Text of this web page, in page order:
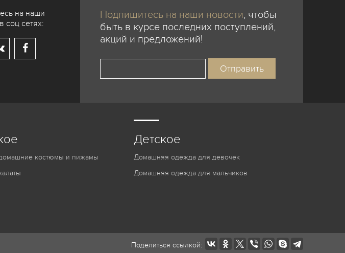
на наши
соц сетях:
Подпишитесь на наши новости, чтобы
быть в курсе последних поступлений,
акций и предложений!
костюмы и пижамы
Детское
Домашняя одежда для девочек
Домашняя одежда для мальчиков
Поделиться ссылкой: